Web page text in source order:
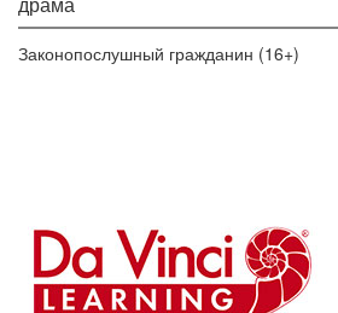
Законопослушный гражданин (16+)